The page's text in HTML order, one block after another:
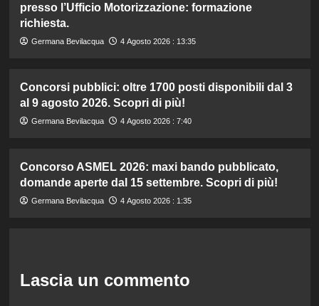
presso l’Ufficio Motorizzazione: formazione
richiesta.
Germana Bevilacqua 4 Agosto 2026 : 13:35
Concorsi pubblici: oltre 1700 posti disponibili dal 3
al 9 agosto 2026. Scopri di più!
Germana Bevilacqua 4 Agosto 2026 : 7:40
Concorso ASMEL 2026: maxi bando pubblicato,
domande aperte dal 15 settembre. Scopri di più!
Germana Bevilacqua 4 Agosto 2026 : 1:35
Lascia un commento